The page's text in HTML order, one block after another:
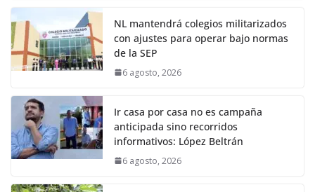
NL mantendrá colegios militarizados
con ajustes para operar bajo normas
de la SEP
6 agosto, 2026
Ir casa por casa no es campaña
anticipada sino recorridos
informativos: López Beltrán
6 agosto, 2026